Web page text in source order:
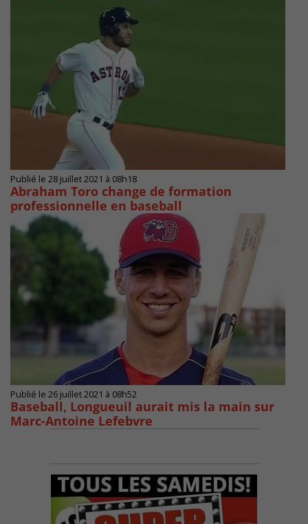
Publié le 28 juillet 2021 à 08h18
Abraham Toro change de formation
professionnelle en baseball
Publié le 26 juillet 2021 à 08h52
Baseball, Longueuil aurait mis la main sur
Marc-Antoine Lefebvre